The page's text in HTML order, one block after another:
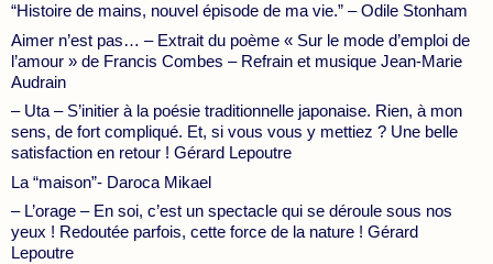
“Histoire de mains, nouvel épisode de ma vie.” – Odile Stonham
Aimer n’est pas… – Extrait du poème « Sur le mode d’emploi de
l’amour » de Francis Combes – Refrain et musique Jean-Marie
Audrain
– Uta – S’initier à la poésie traditionnelle japonaise. Rien, à mon
sens, de fort compliqué. Et, si vous vous y mettiez ? Une belle
satisfaction en retour ! Gérard Lepoutre
La “maison”- Daroca Mikael
– L’orage – En soi, c’est un spectacle qui se déroule sous nos
yeux ! Redoutée parfois, cette force de la nature ! Gérard
Lepoutre